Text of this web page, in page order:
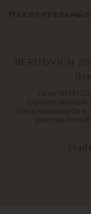
BERNOVICH
Св-во
горисполкомом.
Масюковщина 2а к.
реестре